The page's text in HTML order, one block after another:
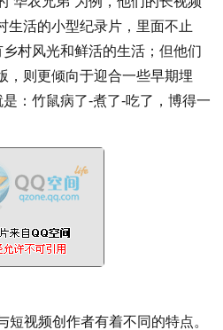
生活的小型纪录片，里面不止
乡村风光和鲜活的生活；但他们
，则更倾向于迎合一些早期埋
是：竹鼠病了-煮了-吃了，博得一
视频创作者有着不同的特点。